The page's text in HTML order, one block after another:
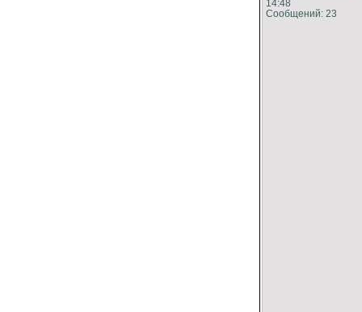
14:48
Сообщений: 23